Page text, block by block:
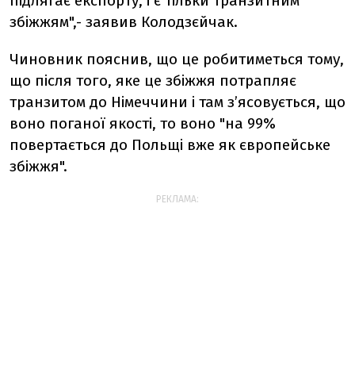
збіжжям",- заявив Колодзєйчак.
Чиновник пояснив, що це робитиметься тому,
що після того, яке це збіжжя потрапляє
транзитом до Німеччини і там з’ясовується, що
воно поганої якості, то воно "на 99%
повертається до Польщі вже як європейське
збіжжя".
РЕКЛАМА: